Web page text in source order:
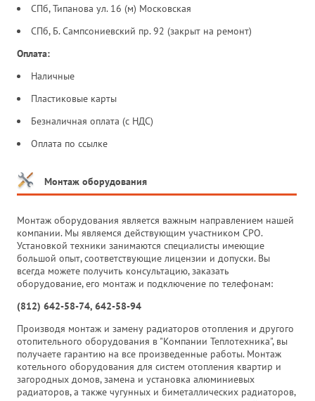
СПб, Типанова ул. 16 (м) Московская
СПб, Б. Сампсониевский пр. 92 (закрыт на ремонт)
Оплата:
Наличные
Пластиковые карты
Безналичная оплата (с НДС)
Оплата по ссылке
Монтаж оборудования
Монтаж оборудования является важным направлением нашей
компании. Мы являемся действующим участником СРО.
Установкой техники занимаются специалисты имеющие
большой опыт, соответствующие лицензии и допуски. Вы
всегда можете получить консультацию, заказать
оборудование, его монтаж и подключение по телефонам:
(812) 642-58-74, 642-58-94
Производя монтаж и замену радиаторов отопления и другого
отопительного оборудования в "Компании Теплотехника", вы
получаете гарантию на все произведенные работы. Монтаж
котельного оборудования для систем отопления квартир и
загородных домов, замена и установка алюминиевых
радиаторов, а также чугунных и биметаллических радиаторов,